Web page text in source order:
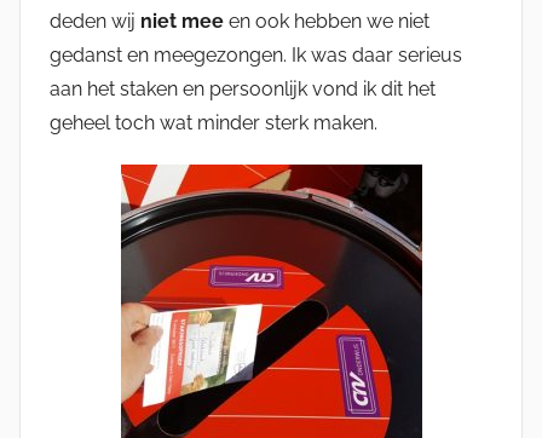
deden wij niet mee en ook hebben we niet
gedanst en meegezongen. Ik was daar serieus
aan het staken en persoonlijk vond ik dit het
geheel toch wat minder sterk maken.